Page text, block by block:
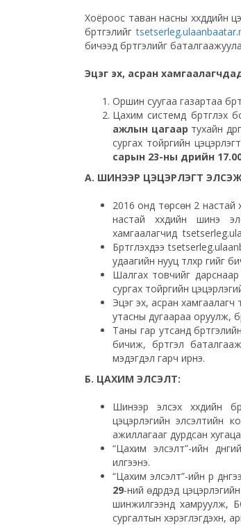
Хоёроос таван насны
бүртгэлийг
бичээд бүртгэлийг
Эцэг эх, асран
Оршин суугаа газартаа
Цахим системд бүртгүүлэх
ажлын цагаар тухайн
сургах тойргийн
сарын 23-ны өдрийн
А. ШИНЭЭР ЦЭЦЭРЛЭГТ
2016 онд төрсөн 2 настай
настай хүүхдийн шинэ
хамгаалагчид
Бүртгүүлэхдээ
удаагийн нууц түлхүүр
Шалгах товчийг
сургах тойргийн
Эцэг эх, асран хамгаалагч
утасны дугаараа оруулж,
Таны гар утсанд
бичиж, бүртгэл
мэдэгдэл гарч ирнэ.
Б. ЦАХИМ ЭЛСЭЛТ:
Шинээр элсэх хүүхдийн
цэцэрлэгийн элсэлтийн
ажиллагааг дурдсан
“Цахим элсэлт”-ийн
илгээнэ.
“Цахим элсэлт”-ийн үр
29-ний өдрүүдэд
шинжилгээнд хамруулж,
сургалтын хэрэглэгдэхүүн,